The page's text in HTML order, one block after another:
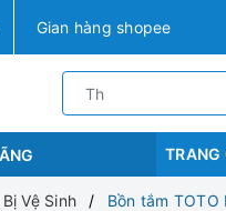
Gian hàng shopee
TRANG
Vệ Sinh Bồn tắm TOTO